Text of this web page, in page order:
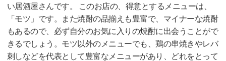
い居酒屋さんです。 このお店の、得意とするメニューは、
「モツ」です。また焼酎の品揃えも豊富で、マイナーな焼酎
もあるので、必ず自分のお気に入りの焼酎に出会うことがで
きるでしょう。モツ以外のメニューでも、鶏の串焼きやレバ
刺しなどを代表として豊富なメニューがあり、どれをとって